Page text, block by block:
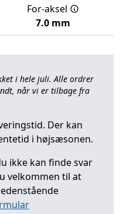
For-aksel
7.0 mm
i hele juli. Alle ordrer
når vi er tilbage fra
Der kan
i højsæsonen.
ikke kan finde svar
velkommen til at